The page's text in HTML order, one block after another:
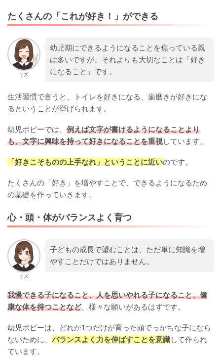
たくさんの「これが好き！」ができる
リズ
幼児期にできるようになることを焦っている親
は多いですが、それよりも大切なことは「好き
になること」です。
生活習慣で言うと、トイレを好きになる、歯磨きが好きにな
るということが挙げられます。
幼児ポピーでは、 例えば文字が書けるようになることより
も、文字に興味を持って好きになることを重視しています。
「好きこそものの上手なれ」ということに近いのです。
たくさんの「好き」を増やすことで、できるようになるため
の基礎を作っていきます。
心・頭・体がバランスよく育つ
リズ
子どもの成長で望むことは、ただ単に知識を増
やすことだけではありません。
我慢できる子になること、人を思いやれる子になること、健
康な体を持つことなど、様々な願いがあるはずです。
幼児ポピーは、どれか1つだけが育った頭でっかちな子になら
ないために、 バランスよく力を伸ばすことを意識して作られ
ています。